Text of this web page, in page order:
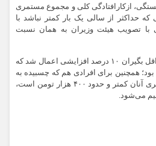
ازکارافتادگی کلی و مجموع مستمری
که حداکثر از سالی یک بار کمتر نباشد با
با تصویب هیئت وزیران به همان نسبت
او همچنین توضیح داد: برای حداقل بگیران ۱۰ درصد افزایشی اعمال شد که
همچنین برای افرادی هم که چسبیده به
حداقل هستند و افزایش مستمری آنان کمتر و حدود ۴۰۰ هزار تومن است،